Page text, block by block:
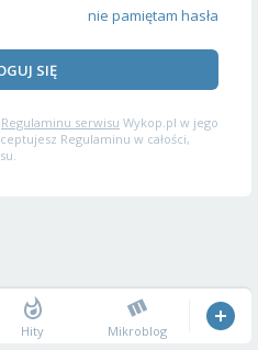
nie pamiętam hasła
SIĘ
Regulaminu serwisu Wykop.pl w jego
Regulaminu w całości,
Hity Mikroblog